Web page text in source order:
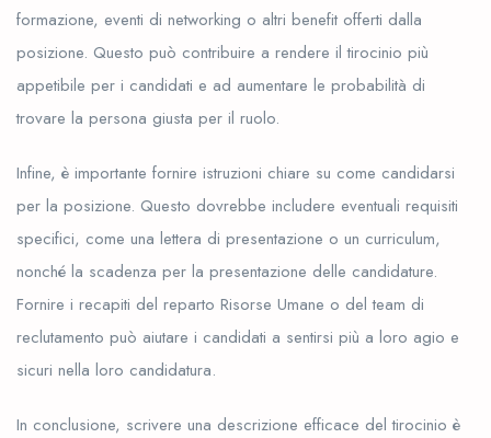
formazione, eventi di networking o altri benefit offerti dalla
posizione. Questo può contribuire a rendere il tirocinio più
appetibile per i candidati e ad aumentare le probabilità di
trovare la persona giusta per il ruolo.
Infine, è importante fornire istruzioni chiare su come candidarsi
per la posizione. Questo dovrebbe includere eventuali requisiti
specifici, come una lettera di presentazione o un curriculum,
nonché la scadenza per la presentazione delle candidature.
Fornire i recapiti del reparto Risorse Umane o del team di
reclutamento può aiutare i candidati a sentirsi più a loro agio e
sicuri nella loro candidatura.
In conclusione, scrivere una descrizione efficace del tirocinio è